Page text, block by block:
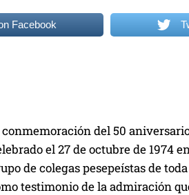
Facebook
del 50
el 27 de octubre de 1974
de colegas pesepeístas de
testimonio de la admiración